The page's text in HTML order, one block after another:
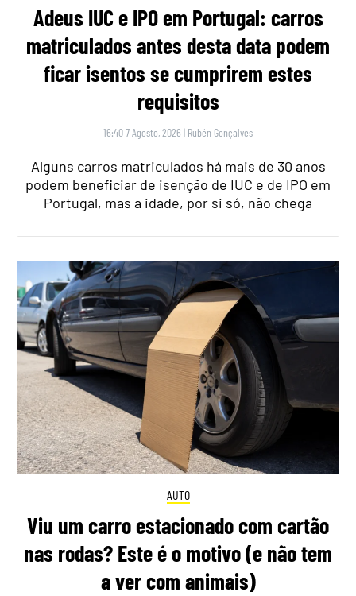
Adeus IUC e IPO em Portugal: carros
matriculados antes desta data podem
ficar isentos se cumprirem estes
requisitos
16:40 7 Agosto, 2026 | Rubén Gonçalves
Alguns carros matriculados há mais de 30 anos
podem beneficiar de isenção de IUC e de IPO em
Portugal, mas a idade, por si só, não chega
AUTO
Viu um carro estacionado com cartão
nas rodas? Este é o motivo (e não tem
a ver com animais)